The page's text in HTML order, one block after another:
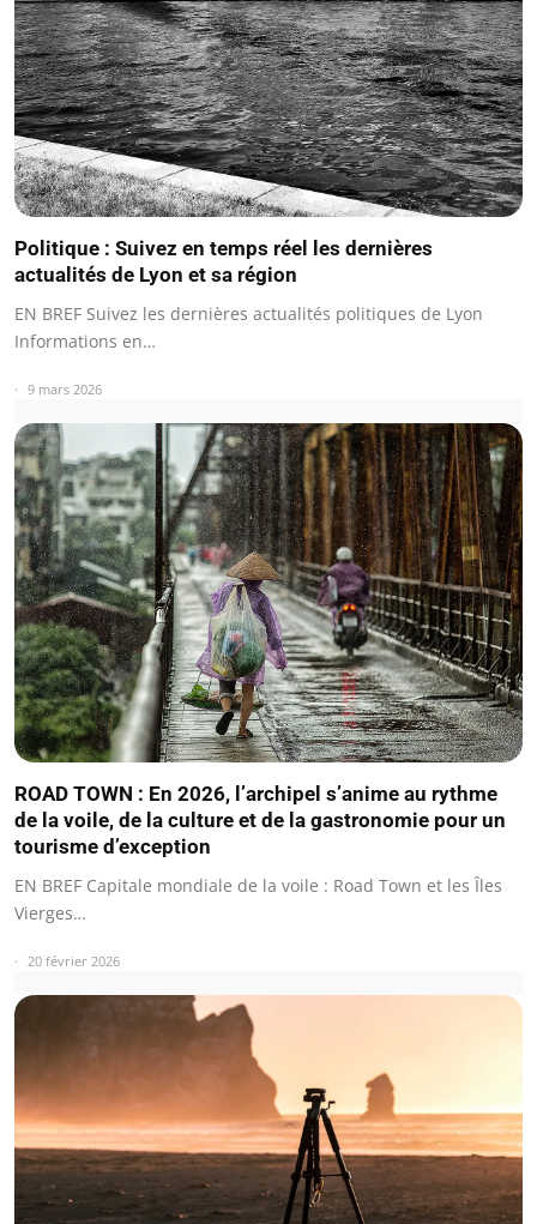
Politique : Suivez en temps réel les dernières
actualités de Lyon et sa région
EN BREF Suivez les dernières actualités politiques de Lyon
Informations en…
9 mars 2026
ROAD TOWN : En 2026, l’archipel s’anime au rythme
de la voile, de la culture et de la gastronomie pour un
tourisme d’exception
EN BREF Capitale mondiale de la voile : Road Town et les Îles
Vierges…
20 février 2026